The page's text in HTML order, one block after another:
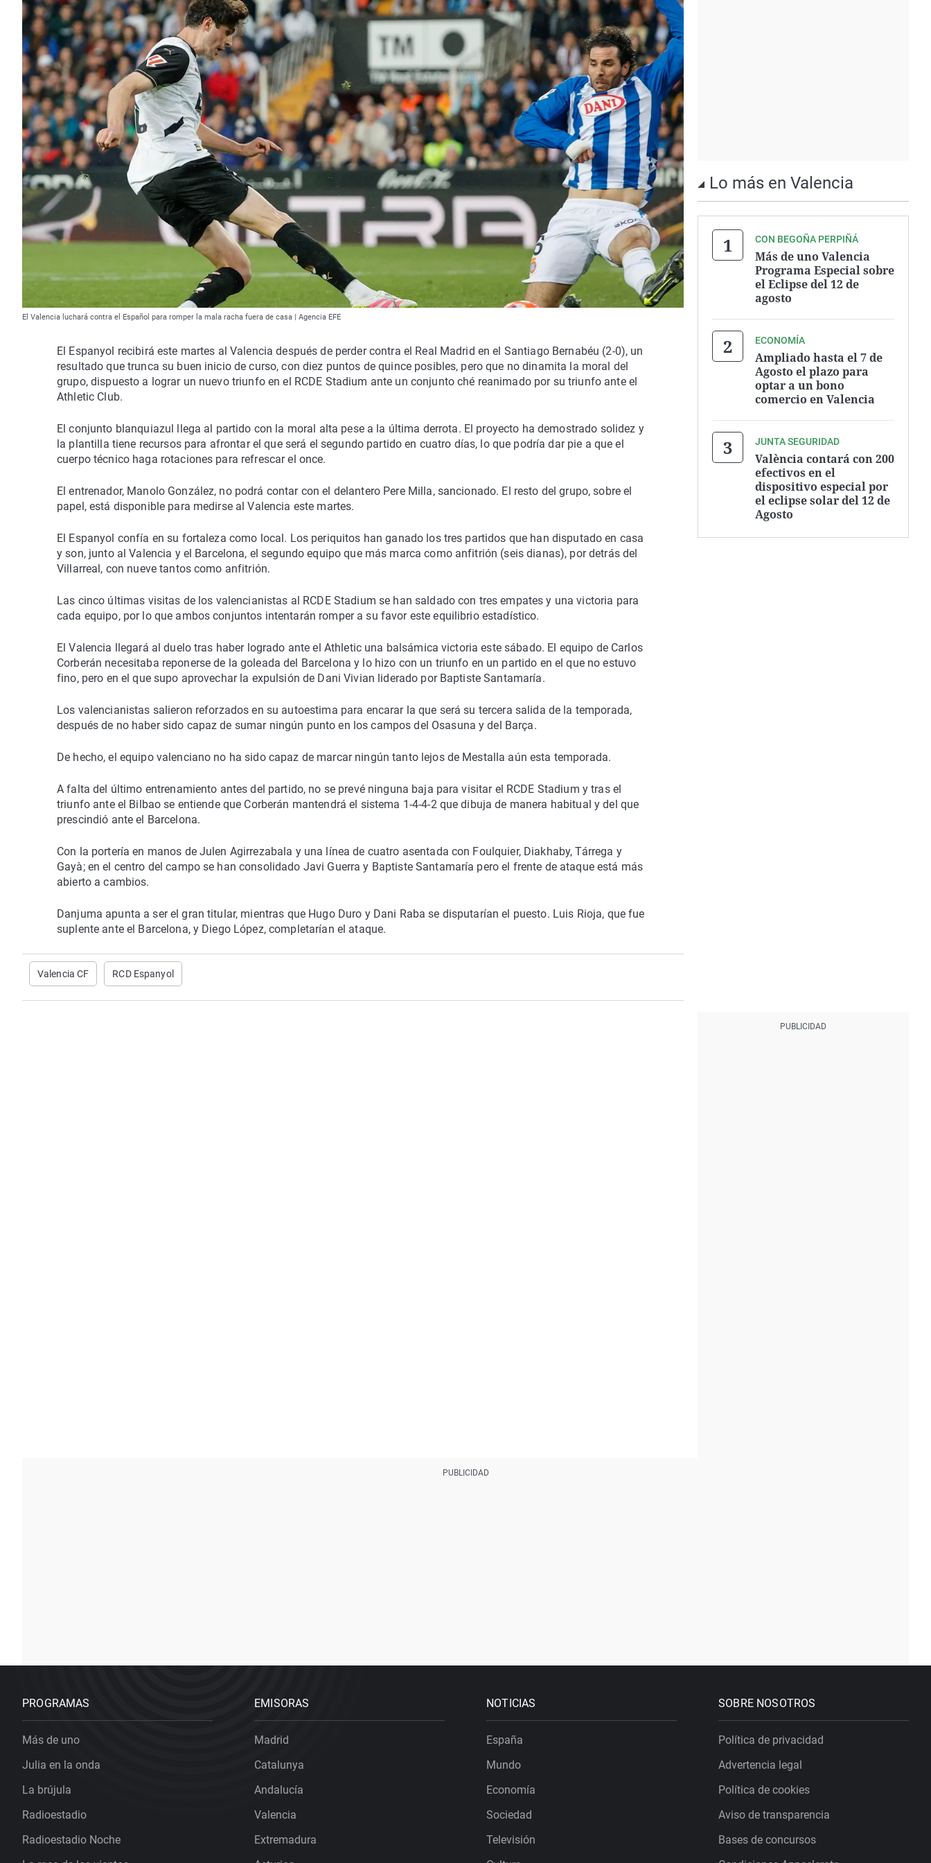
El Valencia luchará contra el Español para romper la mala racha fuera de casa | Agencia EFE
El Espanyol recibirá este martes al Valencia después de perder contra el Real Madrid en el Santiago Bernabéu (2-0), un
resultado que trunca su buen inicio de curso, con diez puntos de quince posibles, pero que no dinamita la moral del
grupo, dispuesto a lograr un nuevo triunfo en el RCDE Stadium ante un conjunto ché reanimado por su triunfo ante el
Athletic Club.
El conjunto blanquiazul llega al partido con la moral alta pese a la última derrota. El proyecto ha demostrado solidez y
la plantilla tiene recursos para afrontar el que será el segundo partido en cuatro días, lo que podría dar pie a que el
cuerpo técnico haga rotaciones para refrescar el once.
El entrenador, Manolo González, no podrá contar con el delantero Pere Milla, sancionado. El resto del grupo, sobre el
papel, está disponible para medirse al Valencia este martes.
El Espanyol confía en su fortaleza como local. Los periquitos han ganado los tres partidos que han disputado en casa
y son, junto al Valencia y el Barcelona, el segundo equipo que más marca como anfitrión (seis dianas), por detrás del
Villarreal, con nueve tantos como anfitrión.
Las cinco últimas visitas de los valencianistas al RCDE Stadium se han saldado con tres empates y una victoria para
cada equipo, por lo que ambos conjuntos intentarán romper a su favor este equilibrio estadístico.
El Valencia llegará al duelo tras haber logrado ante el Athletic una balsámica victoria este sábado. El equipo de Carlos
Corberán necesitaba reponerse de la goleada del Barcelona y lo hizo con un triunfo en un partido en el que no estuvo
fino, pero en el que supo aprovechar la expulsión de Dani Vivian liderado por Baptiste Santamaría.
Los valencianistas salieron reforzados en su autoestima para encarar la que será su tercera salida de la temporada,
después de no haber sido capaz de sumar ningún punto en los campos del Osasuna y del Barça.
De hecho, el equipo valenciano no ha sido capaz de marcar ningún tanto lejos de Mestalla aún esta temporada.
A falta del último entrenamiento antes del partido, no se prevé ninguna baja para visitar el RCDE Stadium y tras el
triunfo ante el Bilbao se entiende que Corberán mantendrá el sistema 1-4-4-2 que dibuja de manera habitual y del que
prescindió ante el Barcelona.
Con la portería en manos de Julen Agirrezabala y una línea de cuatro asentada con Foulquier, Diakhaby, Tárrega y
Gayà; en el centro del campo se han consolidado Javi Guerra y Baptiste Santamaría pero el frente de ataque está más
abierto a cambios.
Danjuma apunta a ser el gran titular, mientras que Hugo Duro y Dani Raba se disputarían el puesto. Luis Rioja, que fue
suplente ante el Barcelona, y Diego López, completarían el ataque.
Valencia CF RCD Espanyol
Lo más en Valencia
CON BEGOÑA PERPIÑÁ
Más de uno Valencia
Programa Especial sobre
el Eclipse del 12 de
agosto
ECONOMÍA
Ampliado hasta el 7 de
Agosto el plazo para
optar a un bono
comercio en Valencia
JUNTA SEGURIDAD
València contará con 200
efectivos en el
dispositivo especial por
el eclipse solar del 12 de
Agosto
PROGRAMAS
Más de uno
Julia en la onda
La brújula
Radioestadio
Radioestadio Noche
EMISORAS
Madrid
Catalunya
Andalucía
Valencia
Extremadura
NOTICIAS
España
Mundo
Economía
Sociedad
Televisión
SOBRE NOSOTROS
Política de privacidad
Advertencia legal
Política de cookies
Aviso de transparencia
Bases de concursos